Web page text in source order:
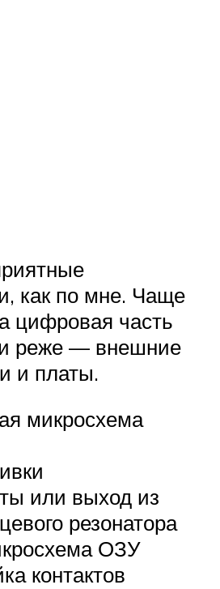
как по мне. Чаще
цифровая часть
и реже — внешние
и платы.
микросхема
или выход из
резонатора
ОЗУ
контактов